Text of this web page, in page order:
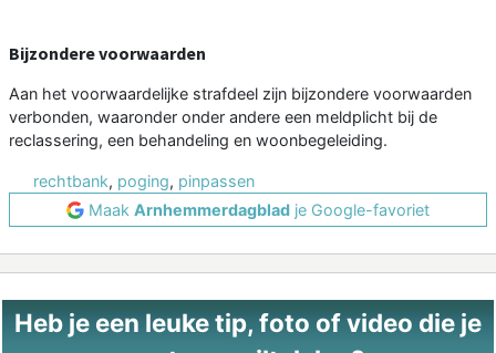
Bijzondere voorwaarden
Aan het voorwaardelijke strafdeel zijn bijzondere voorwaarden
verbonden, waaronder onder andere een meldplicht bij de
reclassering, een behandeling en woonbegeleiding.
rechtbank, poging, pinpassen
Maak Arnhemmerdagblad je Google-favoriet
Heb je een leuke tip, foto of video die je